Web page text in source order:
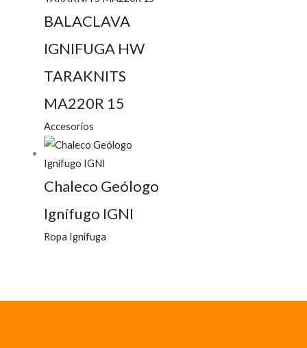
BALACLAVA
IGNIFUGA HW
TARAKNITS
MA220R 15
Accesorios
Chaleco Geólogo
Ignífugo IGNI
Ropa Ignifuga